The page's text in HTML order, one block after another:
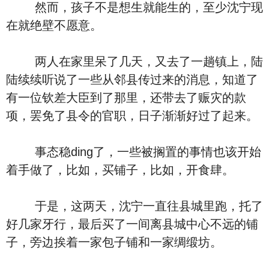
然而，孩子不是想生就能生的，至少沈宁现
在就绝壁不愿意。
两人在家里呆了几天，又去了一趟镇上，陆
陆续续听说了一些从邻县传过来的消息，知道了
有一位钦差大臣到了那里，还带去了赈灾的款
项，罢免了县令的官职，日子渐渐好过了起来。
事态稳ding了，一些被搁置的事情也该开始
着手做了，比如，买铺子，比如，开食肆。
于是，这两天，沈宁一直往县城里跑，托了
好几家牙行，最后买了一间离县城中心不远的铺
子，旁边挨着一家包子铺和一家绸缎坊。